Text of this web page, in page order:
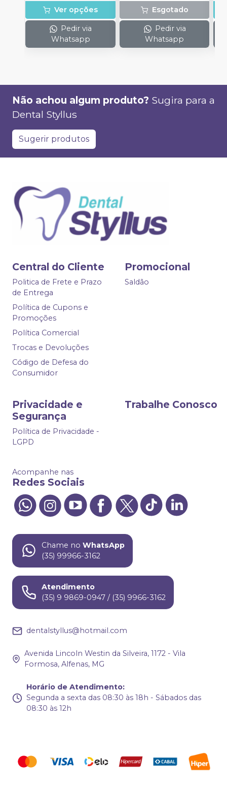
Ver opções
Pedir via
Whatsapp
Esgotado
Pedir via
Whatsapp
Não achou algum produto? Sugira para a
Dental Styllus
Sugerir produtos
Central do Cliente
Politica de Frete e Prazo
de Entrega
Política de Cupons e
Promoções
Política Comercial
Trocas e Devoluções
Código de Defesa do
Consumidor
Promocional
Saldão
Privacidade e
Segurança
Política de Privacidade -
LGPD
Trabalhe Conosco
Acompanhe nas
Redes Sociais
Chame no WhatsApp
(35) 99966-3162
Atendimento
(35) 9 9869-0947 / (35) 9966-3162
dentalstyllus@hotmail.com
Avenida Lincoln Westin da Silveira, 1172 - Vila
Formosa, Alfenas, MG
Horário de Atendimento:
Segunda a sexta das 08:30 às 18h - Sábados das
08:30 às 12h